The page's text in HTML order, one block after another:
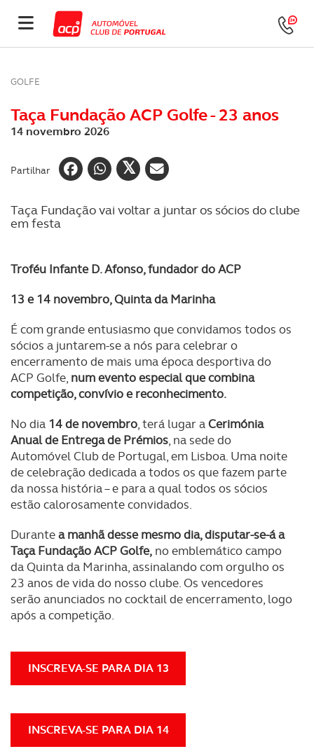
GOLFE
Taça Fundação ACP Golfe - 23 anos
14 novembro 2026
Partilhar
Taça Fundação vai voltar a juntar os sócios do clube
em festa
Troféu Infante D. Afonso, fundador do ACP
13 e 14 novembro, Quinta da Marinha
É com grande entusiasmo que convidamos todos os
sócios a juntarem-se a nós para celebrar o
encerramento de mais uma época desportiva do
ACP Golfe, num evento especial que combina
competição, convívio e reconhecimento.
No dia 14 de novembro, terá lugar aCerimónia
Anual de Entrega de Prémios, na sede do
Automóvel Club de Portugal, em Lisboa. Uma noite
de celebração dedicada a todos os que fazem parte
da nossa história – e para a qual todos os sócios
estão calorosamente convidados.
Durantea manhã desse mesmo dia, disputar-se-á a
Taça Fundação ACP Golfe, no emblemático campo
da Quinta da Marinha, assinalando com orgulho os
23 anos de vida do nosso clube. Os vencedores
serão anunciados no cocktail de encerramento, logo
após a competição.
INSCREVA-SE PARA DIA 13
INSCREVA-SE PARA DIA 14